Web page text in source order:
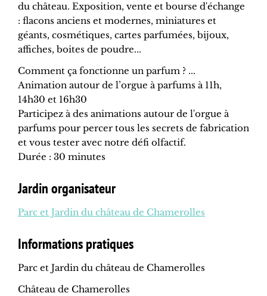
du château. Exposition, vente et bourse d'échange
: flacons anciens et modernes, miniatures et
géants, cosmétiques, cartes parfumées, bijoux,
affiches, boites de poudre...
Comment ça fonctionne un parfum ? ...
Animation autour de l’orgue à parfums à 11h,
14h30 et 16h30
Participez à des animations autour de l'orgue à
parfums pour percer tous les secrets de fabrication
et vous tester avec notre défi olfactif.
Durée : 30 minutes
Jardin organisateur
Parc et Jardin du château de Chamerolles
Informations pratiques
Parc et Jardin du château de Chamerolles
Château de Chamerolles